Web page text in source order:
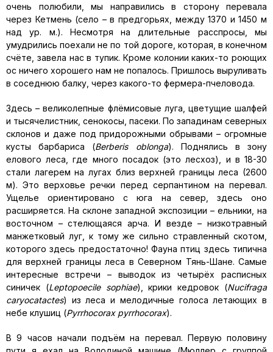
очень полюбили, мы направились в сторону перевала
через Кетмень (село – в предгорьях, между 1370 и 1450 м
над ур. м.). Несмотря на длительные расспросы, мы
умудрились поехали не по той дороге, которая, в конечном
счёте, завела нас в тупик. Кроме колонии каких-то роющих
ос ничего хорошего нам не попалось. Пришлось выруливать
в соседнюю балку, через какого-то фермера-пчеловода.
Здесь – великолепные флёмисовые луга, цветущие шалфей
и тысячелистник, сенокосы, пасеки. По западинам северных
склонов и даже под придорожными обрывами – огромные
кусты барбариса (Berberis oblonga). Поднялись в зону
елового леса, где много посадок (это лесхоз), и в 18-30
стали лагерем на лугах близ верхней границы леса (2600
м). Это верховье речки перед серпантином на перевал.
Ущелье ориентировано с юга на север, здесь оно
расширяется. На склоне западной экспозиции – ельники, на
восточном – стелющаяся арча. И везде – низкотравный
манжетковый луг, к тому же сильно стравленный скотом,
которого здесь предостаточно! Фауна птиц здесь типична
для верхней границы леса в Северном Тянь-Шане. Самые
интересные встречи – выводок из четырёх расписных
синичек (Leptopoecile sophiae), крики кедровок (Nucifraga
caryocatactes) из леса и мелодичные голоса летающих в
небе клушиц (Pyrrhocorax pyrrhocorax).
В 9 часов начали подъём на перевал. Первую половину